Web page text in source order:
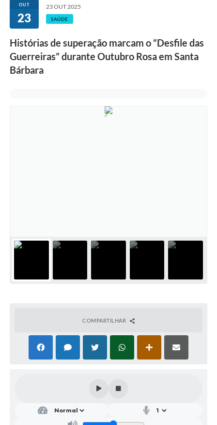
Transparência
Legislação
Covid-19
Lei Aldir Blanc
Publicidade
Notícias
Galeria de Vídeos
OUT
23
23 OUT 2025
SAÚDE
Histórias de superação marcam o “Desfile das
Guerreiras” durante Outubro Rosa em Santa
Bárbara
COMPARTILHAR